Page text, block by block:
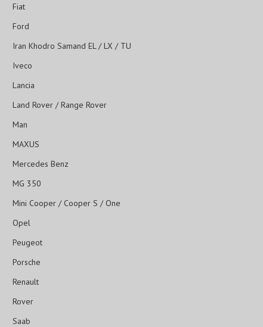
Fiat
Ford
Iran Khodro Samand EL / LX / TU
Iveco
Lancia
Land Rover / Range Rover
Man
MAXUS
Mercedes Benz
MG 350
Mini Cooper / Cooper S / One
Opel
Peugeot
Porsche
Renault
Rover
Saab